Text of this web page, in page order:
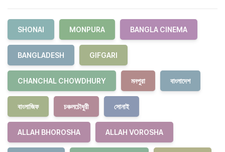
SHONAI MONPURA BANGLA CINEMA
BANGLADESH GIFGARI
CHANCHAL CHOWDHURY মনপুরা বাংলাদেশ
বাংলাজিফ চঞ্চলচৌধুরী সোনাই
ALLAH BHOROSHA ALLAH VOROSHA